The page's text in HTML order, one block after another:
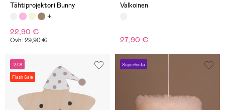
Tähtiprojektori Bunny
22,90 €
Ovh: 29,90 €
Valkoinen
27,90 €
-27%
Flash Sale
Superhinta